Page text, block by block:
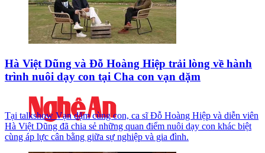
Hà Việt Dũng và Đỗ Hoàng Hiệp trải lòng về hành
trình nuôi dạy con tại Cha con vạn dặm
Tại talkshow Vạn dặm cùng con, ca sĩ Đỗ Hoàng Hiệp và diễn viên
Hà Việt Dũng đã chia sẻ những quan điểm nuôi dạy con khác biệt
cùng áp lực cân bằng giữa sự nghiệp và gia đình.